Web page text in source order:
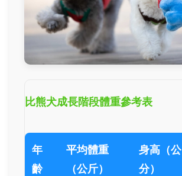
比熊犬成長階段體重參考表
年
齡
平均體重
（公斤）
身高（公
分）